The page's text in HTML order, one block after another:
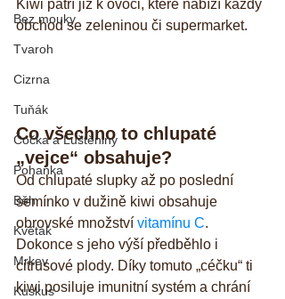
Bez mouky
Tvaroh
Cizrna
Tuňák
Čočka a Luštěniny
Pohanka
Běh
Květák
Mrkev
Kuskus
Kiwi patří již k ovoci, které nabízí každý
obchod se zeleninou či supermarket.
Co všechno to chlupaté
„vejce“ obsahuje?
Od chlupaté slupky až po poslední
semínko v dužině kiwi obsahuje
obrovské množství vitamínu C.
Dokonce s jeho výší předběhlo i
citrusové plody. Díky tomuto „céčku“ ti
kiwi posiluje imunitní systém a chrání